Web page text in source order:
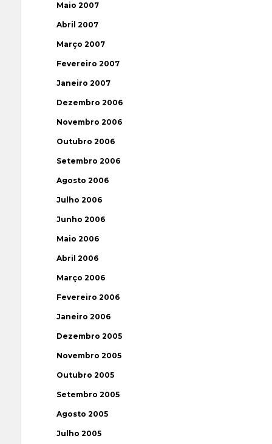
Maio 2007
Abril 2007
Março 2007
Fevereiro 2007
Janeiro 2007
Dezembro 2006
Novembro 2006
Outubro 2006
Setembro 2006
Agosto 2006
Julho 2006
Junho 2006
Maio 2006
Abril 2006
Março 2006
Fevereiro 2006
Janeiro 2006
Dezembro 2005
Novembro 2005
Outubro 2005
Setembro 2005
Agosto 2005
Julho 2005